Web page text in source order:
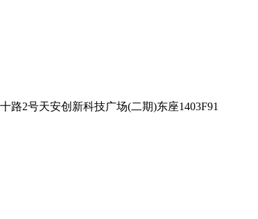
路2号天安创新科技广场(二期)东座1403F91